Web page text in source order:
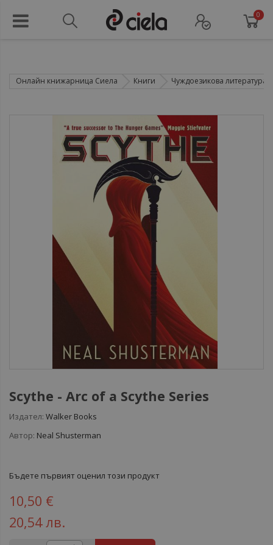
0
Онлайн книжарница Сиела Книги Чуждоезикова литература
Scythe - Arc of a Scythe Series
Издател: Walker Books
Автор: Neal Shusterman
Бъдете първият оценил този продукт
10,50 €
20,54 лв.